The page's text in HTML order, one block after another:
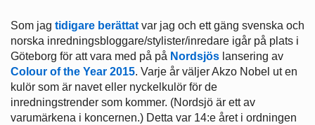
Som jag tidigare berättat var jag och ett gäng svenska och
norska inredningsbloggare/stylister/inredare igår på plats i
Göteborg för att vara med på på Nordsjös lansering av
Colour of the Year 2015. Varje år väljer Akzo Nobel ut en
kulör som är navet eller nyckelkulör för de
inredningstrender som kommer. (Nordsjö är ett av
varumärkena i koncernen.) Detta var 14:e året i ordningen